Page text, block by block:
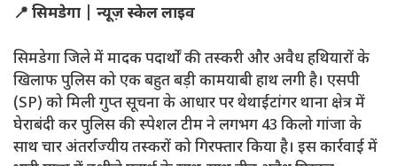
📍 सिमडेगा | न्यूज़ स्केल लाइव
सिमडेगा जिले में मादक पदार्थों की तस्करी और अवैध हथियारों के
खिलाफ पुलिस को एक बहुत बड़ी कामयाबी हाथ लगी है। एसपी
(SP) को मिली गुप्त सूचना के आधार पर थेथाईटांगर थाना क्षेत्र में
घेराबंदी कर पुलिस की स्पेशल टीम ने लगभग 43 किलो गांजा के
साथ चार अंतर्राज्यीय तस्करों को गिरफ्तार किया है। इस कार्रवाई में